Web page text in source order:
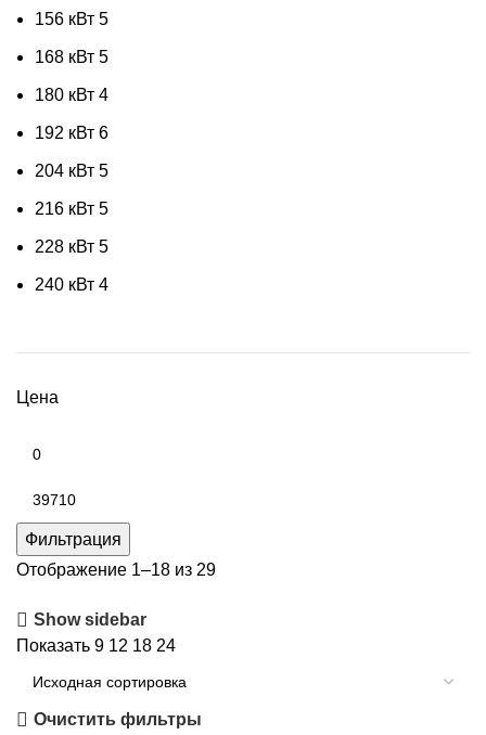
156 кВт 5
168 кВт 5
180 кВт 4
192 кВт 6
204 кВт 5
216 кВт 5
228 кВт 5
240 кВт 4
Цена
Фильтрация
Отображение 1–18 из 29
Show sidebar
Показать 9 12 18 24
Очистить фильтры